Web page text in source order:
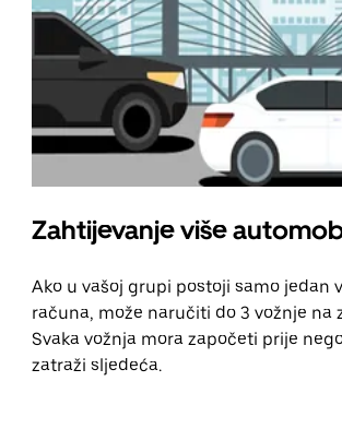
Zahtijevanje više
Ako u vašoj grupi postoji samo jedan
računa, može naručiti do 3 vožnje na
Svaka vožnja mora započeti prije
zatraži sljedeća.